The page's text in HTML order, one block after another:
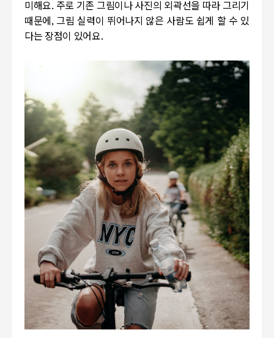
미해요. 주로 기존 그림이나 사진의 외곽선을 따라 그리기
때문에, 그림 실력이 뛰어나지 않은 사람도 쉽게 할 수 있
다는 장점이 있어요.